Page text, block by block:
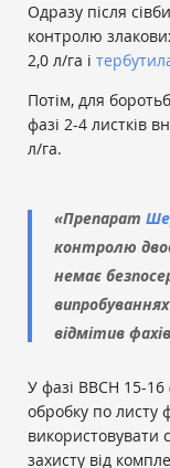
Одразу після
контролю
2,0 л/га і
Потім, для
фазі 2-4 листків
л/га.
«Препарат
контролю
немає
відмітив
У фазі ВВСН 15-16
обробку по листу
використовувати
захисту від